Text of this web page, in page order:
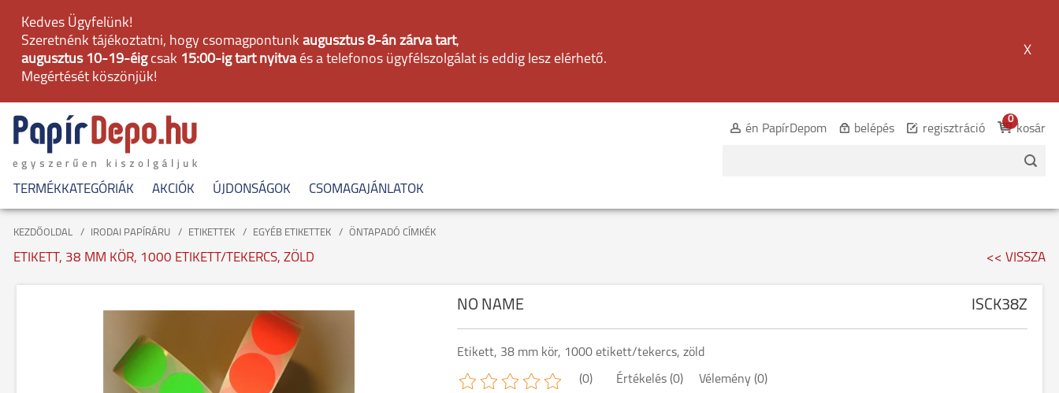
Kedves Ügyfelünk!
Szeretnénk tájékoztatni, hogy csomagpontunk augusztus 8-án zárva tart,
augusztus 10-19-éig csak 15:00-ig tart nyitvaés a telefonos ügyfélszolgálat is eddig lesz elérhető.
Megértését köszönjük!
X
én PapírDepom belépés regisztráció kosár
0
TERMÉKKATEGÓRIÁK AKCIÓK ÚJDONSÁGOK CSOMAGAJÁNLATOK
KEZDŐOLDAL IRODAI PAPÍRÁRU ETIKETTEK EGYÉB ETIKETTEK ÖNTAPADÓ CÍMKÉK
ETIKETT, 38 MM KÖR, 1000 ETIKETT/TEKERCS, ZÖLD << VISSZA
NO NAME ISCK38Z
Etikett, 38 mm kör, 1000 etikett/tekercs, zöld
(0) Értékelés (0) Vélemény (0)